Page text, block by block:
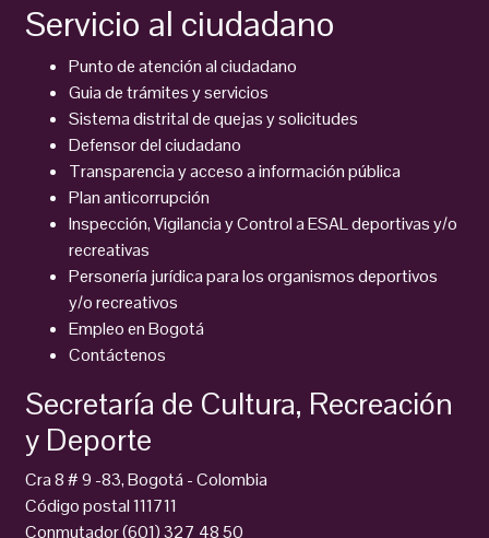
Servicio al ciudadano
Punto de atención al ciudadano
Guia de trámites y servicios
Sistema distrital de quejas y solicitudes
Defensor del ciudadano
Transparencia y acceso a información pública
Plan anticorrupción
Inspección, Vigilancia y Control a ESAL deportivas y/o
recreativas
Personería jurídica para los organismos deportivos
y/o recreativos
Empleo en Bogotá
Contáctenos
Secretaría de Cultura, Recreación
y Deporte
Cra 8 # 9 -83, Bogotá - Colombia
Código postal 111711
Conmutador (601) 327 48 50